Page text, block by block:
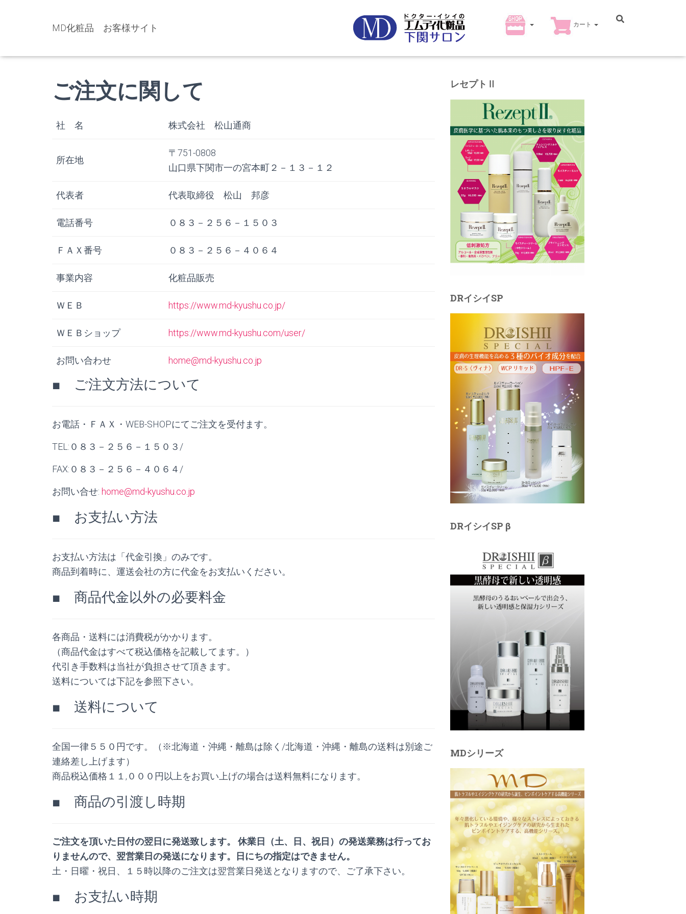
MD化粧品 お客様サイト カート
ご注文に関して
社 名 株式会社 松山通商
所在地
〒751-0808
山口県下関市一の宮本町２－１３－１２
代表者 代表取締役 松山 邦彦
電話番号 ０８３－２５６－１５０３
ＦＡＸ番号 ０８３－２５６－４０６４
事業内容 化粧品販売
ＷＥＢ https://www.md-kyushu.co.jp/
ＷＥＢショップ https://www.md-kyushu.com/user/
お問い合わせ home@md-kyushu.co.jp
■ ご注文方法について
お電話・ＦＡＸ・WEB-SHOPにてご注文を受付ます。
TEL:０８３－２５６－１５０３/
FAX:０８３－２５６－４０６４/
お問い合せ: home@md-kyushu.co.jp
■ お支払い方法
お支払い方法は「代金引換」のみです。
商品到着時に、運送会社の方に代金をお支払いください。
■ 商品代金以外の必要料金
各商品・送料には消費税がかかります。
（商品代金はすべて税込価格を記載してます。）
代引き手数料は当社が負担させて頂きます。
送料については下記を参照下さい。
■ 送料について
全国一律５５０円です。
（※北海道・沖縄・離島は除く/北海道・沖縄・離島の送料は別途ご
連絡差し上げます）
商品税込価格１１,０００円以上をお買い上げの場合は送料無料になります。
■ 商品の引渡し時期
ご注文を頂いた日付の翌日に発送致します。 休業日（土、日、祝日）の発送業務は行ってお
りませんので、翌営業日の発送になります。
日にちの指定はできません。
土・日曜・祝日、１５時以降のご注文は翌営業日発送となりますので、ご了承下さい。
■ お支払い時期
レセプトⅡ
DRイシイSP
DRイシイSP β
MDシリーズ